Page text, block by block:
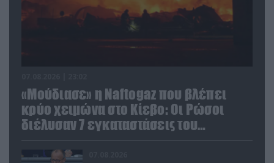
«Μούδιασε» η Naftogaz που βλέπει
κρύο χειμώνα στο Κίεβο: Οι Ρώσοι
διέλυσαν 7 εγκαταστάσεις του
ουκρανικού κολοσσού!